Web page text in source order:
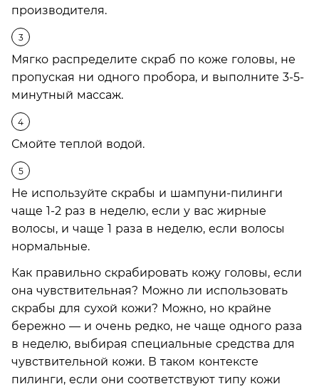
производителя.
Мягко распределите скраб по коже головы, не
пропуская ни одного пробора, и выполните 3-5-
минутный массаж.
Смойте теплой водой.
Не используйте скрабы и шампуни-пилинги
чаще 1-2 раз в неделю, если у вас жирные
волосы, и чаще 1 раза в неделю, если волосы
нормальные.
Как правильно скрабировать кожу головы, если
она чувствительная? Можно ли использовать
скрабы для сухой кожи? Можно, но крайне
бережно — и очень редко, не чаще одного раза
в неделю, выбирая специальные средства для
чувствительной кожи. В таком контексте
пилинги, если они соответствуют типу кожи